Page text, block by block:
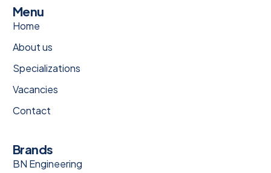
Menu
Home
About us
Specializations
Vacancies
Contact
Brands
BN Engineering